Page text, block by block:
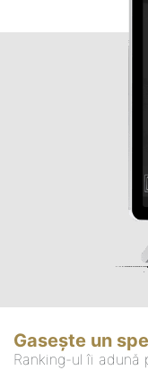
Gasește un
Ranking-ul îi